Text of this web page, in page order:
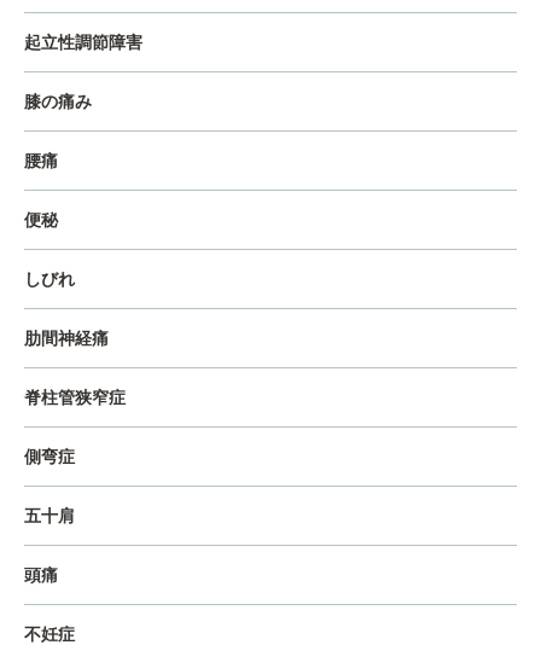
起立性調節障害
膝の痛み
腰痛
便秘
しびれ
肋間神経痛
脊柱管狭窄症
側弯症
五十肩
頭痛
不妊症